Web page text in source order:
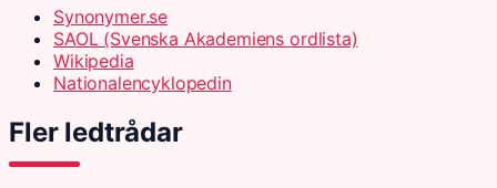
Synonymer.se
SAOL (Svenska Akademiens ordlista)
Wikipedia
Nationalencyklopedin
Fler ledtrådar